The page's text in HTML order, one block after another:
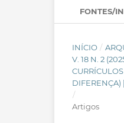
FONTES/
INÍCIO /
V. 18 N. 2
DIFERENÇA)
/
Artigos